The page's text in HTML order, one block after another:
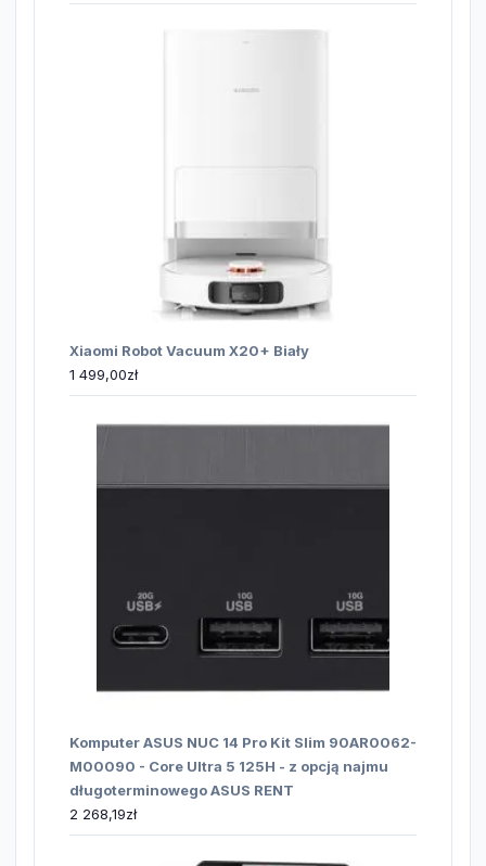
Xiaomi Robot Vacuum X20+ Biały
1 499,00zł
Komputer ASUS NUC 14 Pro Kit Slim 90AR0062-
M00090 - Core Ultra 5 125H - z opcją najmu
długoterminowego ASUS RENT
2 268,19zł